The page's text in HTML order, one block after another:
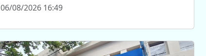
06/08/2026 16:49